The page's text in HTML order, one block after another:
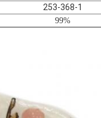
253-368-1
99%